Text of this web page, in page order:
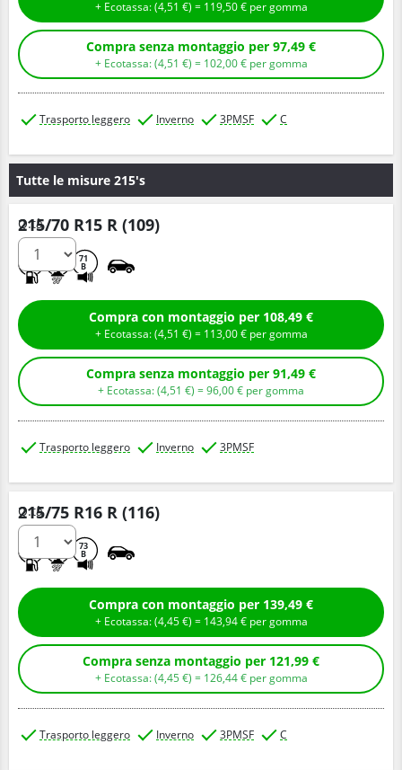
+ Ecotassa: (4,51 € ) = 119,50€ per gomma
Compra senza montaggio per 97,49 €
+ Ecotassa: (4,51 € ) = 102,00€ per gomma
Trasporto leggero Inverno 3PMSF C
Tutte le misure 215's
215/70 R15 R (109)
71
B
Q.tà
Compra con montaggio per 108,49 €
+ Ecotassa: (4,51 € ) = 113,00€ per gomma
Compra senza montaggio per 91,49 €
+ Ecotassa: (4,51 € ) =96,00€ per gomma
Trasporto leggero Inverno 3PMSF
215/75 R16 R (116)
73
B
Q.tà
Compra con montaggio per 139,49 €
+ Ecotassa: (4,45€ ) = 143,94€ per gomma
Compra senza montaggio per 121,99 €
+ Ecotassa: (4,45€ ) = 126,44€ per gomma
Trasporto leggero Inverno 3PMSF C